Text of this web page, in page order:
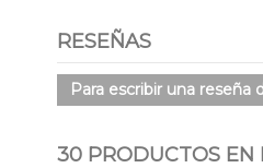
RESEÑAS
Para escribir una reseña
30 PRODUCTOS EN